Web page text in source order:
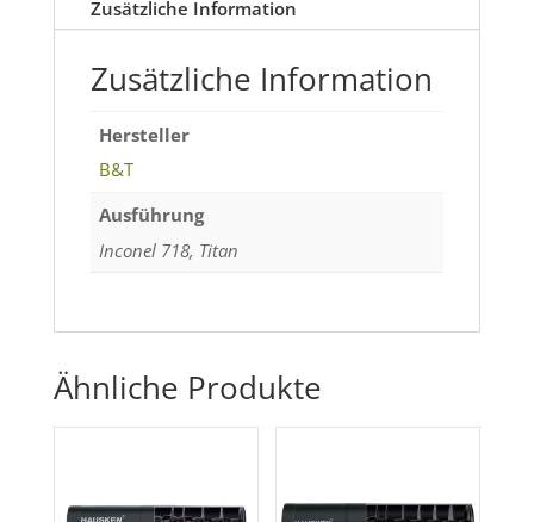
Zusätzliche Information
Zusätzliche Information
Hersteller
B&T
Ausführung
Inconel 718, Titan
Ähnliche Produkte